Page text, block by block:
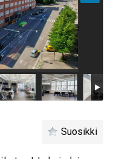
Suosikki